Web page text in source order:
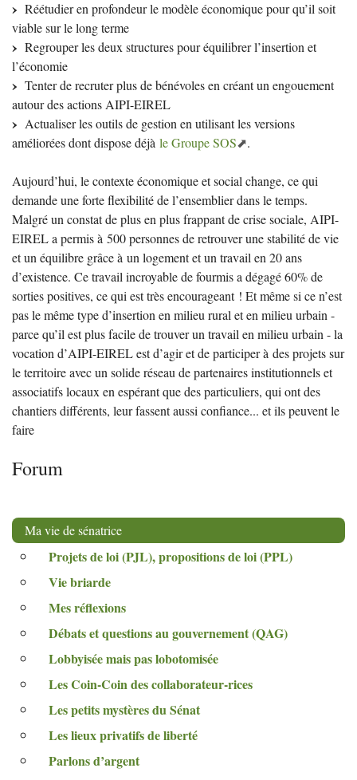
Réétudier en profondeur le modèle économique pour qu’il soit
viable sur le long terme
Regrouper les deux structures pour équilibrer l’insertion et
l’économie
Tenter de recruter plus de bénévoles en créant un engouement
autour des actions AIPI-EIREL
Actualiser les outils de gestion en utilisant les versions
améliorées dont dispose déjà le GroupeSOS .
Aujourd’hui, le contexte économique et social change, ce qui
demande une forte flexibilité de l’ensemblier dans le temps.
Malgré un constat de plus en plus frappant de crise sociale, AIPI-
EIRELa permis à 500 personnes de retrouver une stabilité de vie
et un équilibre grâce à un logement et un travail en 20 ans
d’existence. Ce travail incroyable de fourmis a dégagé 60% de
sorties positives, ce qui est très encourageant ! Et même si ce n’est
pas le même type d’insertion en milieu rural et en milieu urbain -
parce qu’il est plus facile de trouver un travail en milieu urbain - la
vocation d’AIPI-EIRELest d’agir et de participer à des projets sur
le territoire avec un solide réseau de partenaires institutionnels et
associatifs locaux en espérant que des particuliers, qui ont des
chantiers différents, leur fassent aussi confiance... et ils peuvent le
faire
Forum
Ma vie de sénatrice
Projets de loi (PJL), propositions de loi (PPL)
Vie briarde
Mes réflexions
Débats et questions au gouvernement (QAG)
Lobbyisée mais pas lobotomisée
Les Coin-Coin des collaborateur-rices
Les petits mystères du Sénat
Les lieux privatifs de liberté
Parlons d’argent